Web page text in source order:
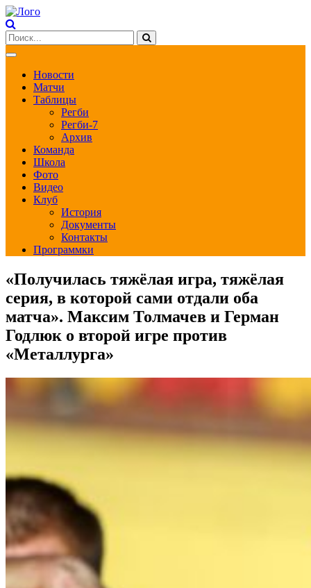
Новости
Матчи
Таблицы
Регби
Регби-7
Архив
Команда
Школа
Фото
Видео
Клуб
История
Документы
Контакты
Программки
«Получилась тяжёлая игра, тяжёлая
серия, в которой сами отдали оба
матча». Максим Толмачев и Герман
Годлюк о второй игре против
«Металлурга»